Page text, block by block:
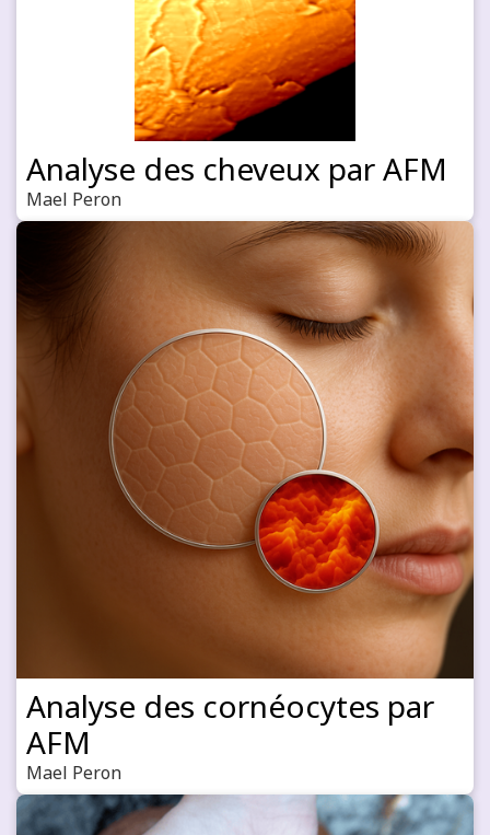
Analyse des cheveux par AFM
Mael Peron
Analyse des cornéocytes par
AFM
Mael Peron